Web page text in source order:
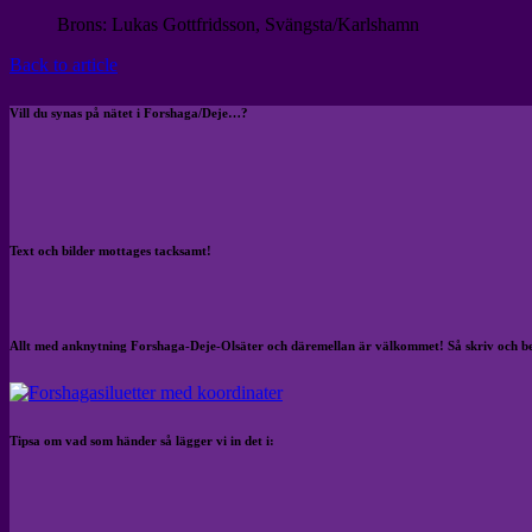
Brons: Lukas Gottfridsson, Svängsta/Karlshamn
Back to article
Vill du synas på nätet i Forshaga/Deje…?
Text och bilder mottages tacksamt!
Allt med anknytning Forshaga-Deje-Olsäter och däremellan är välkommet! Så skriv och
Tipsa om vad som händer så lägger vi in det i: